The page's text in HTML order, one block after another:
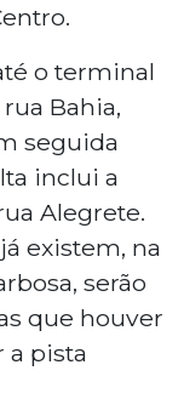
o terminal
Bahia,
seguida
inclui a
Alegrete.
existem, na
serão
que houver
a pista